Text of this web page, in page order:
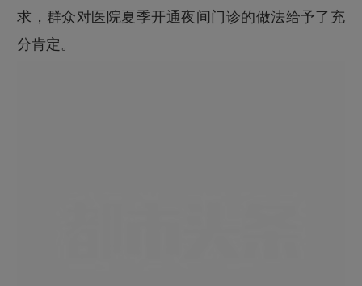
求，群众对医院夏季开通夜间门诊的做法给予了充
分肯定。